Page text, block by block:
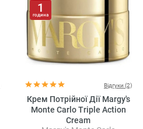
1
година
Відгуки (2)
Крем Потрійної Дії Margy's
Monte Carlo Triple Action
Cream